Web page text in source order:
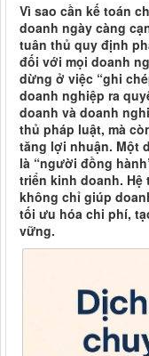
Vì sao cần kế toán
doanh ngày càng
tuân thủ quy định
đối với mọi doanh
dừng ở việc “ghi
doanh nghiệp ra
doanh và doanh
thủ pháp luật, mà
tăng lợi nhuận. Một
là “người đồng
triển kinh doanh. Hệ
không chỉ giúp
tối ưu hóa chi phí,
vững.